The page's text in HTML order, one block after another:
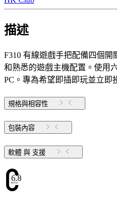
描述
F310 有線遊戲手把配備四個開
和熟悉的遊戲主機配置。使用
PC。專為希望即插即玩並立即
規格與相容性
包裝內容
軟體 與 支援
6.86